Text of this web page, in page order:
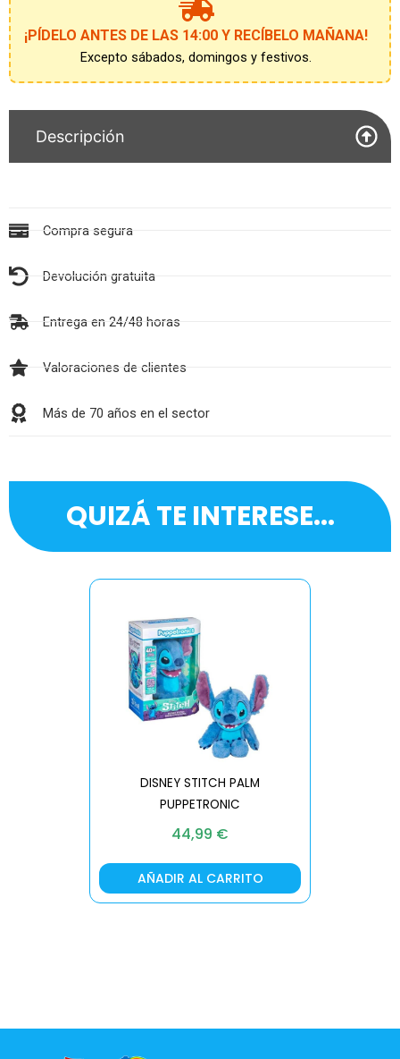
lista
de
espera
¡PÍDELO ANTES DE LAS 14:00 Y RECÍBELO MAÑANA!
Excepto sábados, domingos y festivos.
Descripción
Compra segura
Devolución gratuita
Entrega en 24/48 horas
Valoraciones de clientes
Más de 70 años en el sector
QUIZÁ TE INTERESE...
DISNEY STITCH PALM
PUPPETRONIC
44,99 €
AÑADIR AL CARRITO